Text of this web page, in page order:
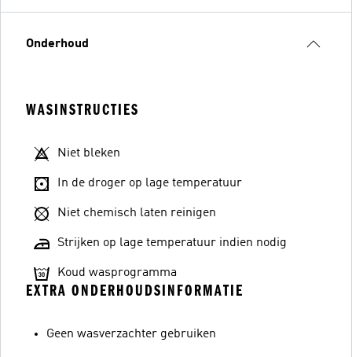
Onderhoud
WASINSTRUCTIES
Niet bleken
In de droger op lage temperatuur
Niet chemisch laten reinigen
Strijken op lage temperatuur indien nodig
Koud wasprogramma
EXTRA ONDERHOUDSINFORMATIE
Geen wasverzachter gebruiken